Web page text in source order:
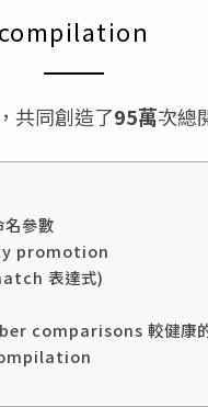
compilation
共同創造了95萬次總
參數
promotion
表達式)
comparisons 較健康的